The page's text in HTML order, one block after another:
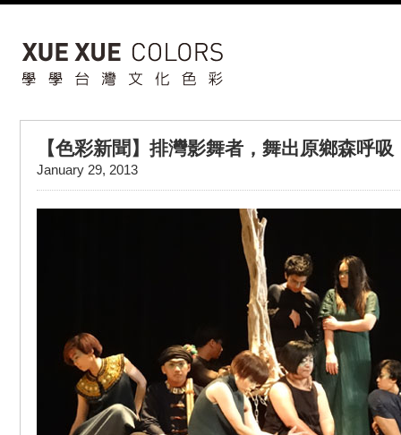
【色彩新聞】排灣影舞者，舞出原鄉森呼吸
January 29, 2013